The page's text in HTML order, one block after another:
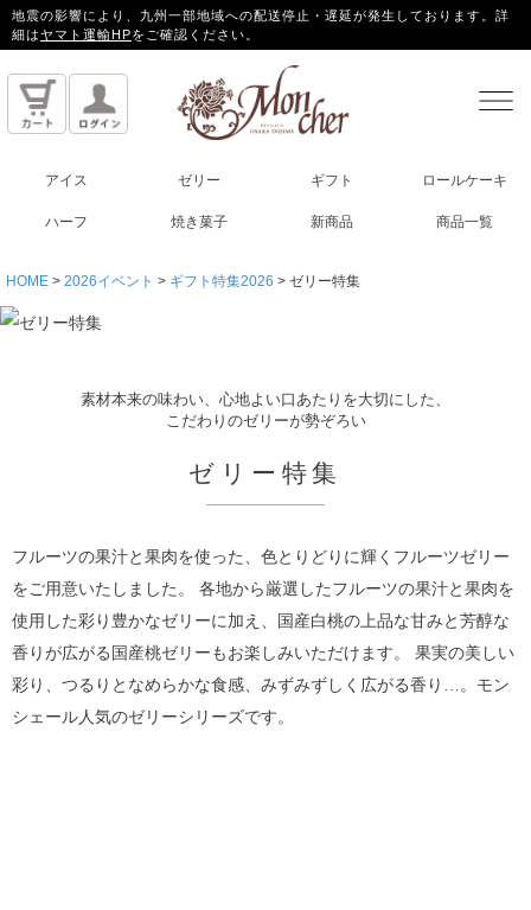
地震の影響により、九州一部地域への配送停止・遅延が発生しております。詳
細はヤマト運輸HPをご確認ください。
アイス ゼリー ギフト ロールケーキ
ハーフ 焼き菓子 新商品 商品一覧
HOME 2026イベント ギフト特集2026 ゼリー特集
素材本来の味わい、心地よい口あたりを大切にした、
こだわりのゼリーが勢ぞろい
ゼリー特集
フルーツの果汁と果肉を使った、色とりどりに輝くフルーツゼリー
をご用意いたしました。 各地から厳選したフルーツの果汁と果肉を
使用した彩り豊かなゼリーに加え、国産白桃の上品な甘みと芳醇な
香りが広がる国産桃ゼリーもお楽しみいただけます。 果実の美しい
彩り、つるりとなめらかな食感、みずみずしく広がる香り…。モン
シェール人気のゼリーシリーズです。